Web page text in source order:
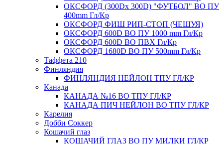
ОКСФОРД (300Dx 300D) "ФУТБОЛ" ВО ПУ
400mm Гл/Кр
ОКСФОРД ФИШ РИП-СТОП (ЧЕШУЯ)
ОКСФОРД 600D ВО ПУ 1000 mm Гл/Кр
ОКСФОРД 600D ВО ПВХ Гл/Кр
ОКСФОРД 1680D ВО ПУ 500mm Гл/Кр
Таффета 210
Финляндия
ФИНЛЯНДИЯ НЕЙЛОН ТПУ ГЛ/КР
Канада
КАНАДА №16 ВО ТПУ ГЛ/КР
КАНАДА ПИЧ НЕЙЛОН ВО ТПУ ГЛ/КР
Карелия
Добби Соккер
Кошачий глаз
КОШАЧИЙ ГЛАЗ ВО ПУ МИЛКИ ГЛ/КР